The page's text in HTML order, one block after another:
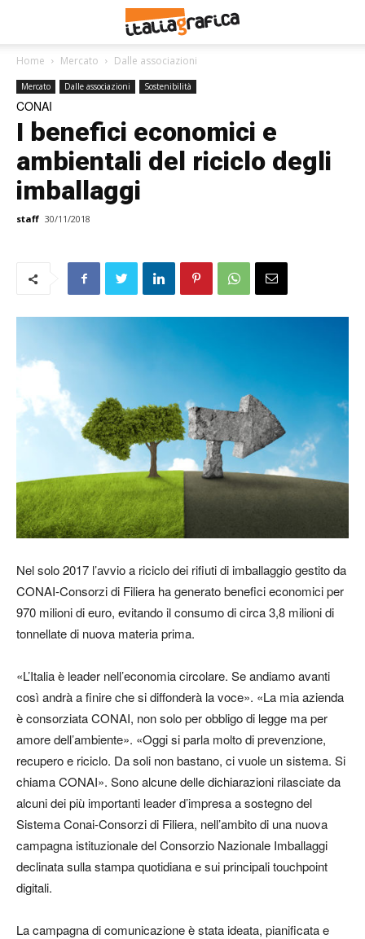
Home Mercato Dalle associazioni
Mercato Dalle associazioni Sostenibilità
CONAI
I benefici economici e
ambientali del riciclo degli
imballaggi
staff 30/11/2018
Nel solo 2017 l’avvio a riciclo dei rifiuti di imballaggio gestito da
CONAI-Consorzi di Filiera ha generato benefici economici per
970 milioni di euro, evitando il consumo di circa 3,8 milioni di
tonnellate di nuova materia prima.
«L’Italia è leader nell’economia circolare. Se andiamo avanti
così andrà a finire che si diffonderà la voce». «La mia azienda
è consorziata CONAI, non solo per obbligo di legge ma per
amore dell’ambiente». «Oggi si parla molto di prevenzione,
recupero e riciclo. Da soli non bastano, ci vuole un sistema. Si
chiama CONAI». Sono alcune delle dichiarazioni rilasciate da
alcuni dei più importanti leader d’impresa a sostegno del
Sistema Conai-Consorzi di Filiera, nell’ambito di una nuova
campagna istituzionale del Consorzio Nazionale Imballaggi
declinata sulla stampa quotidiana e sui principali touchpoint
digitali.
La campagna di comunicazione è stata ideata, pianificata e